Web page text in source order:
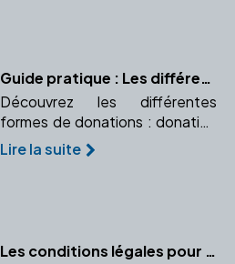
Guide pratique : Les différentes formes de donations
Découvrez les différentes
formes de donations : donation
simple, donation-partage, et
donation avec réserve
Lire la suite
Les conditions légales pour adopter en France